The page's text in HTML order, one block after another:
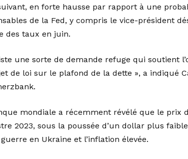
en forte hausse par rapport à une
de la Fed, y compris le vice-président
des taux en juin.
une sorte de demande refuge qui soutient
de loi sur le plafond de la dette », a indiqué
mondiale a récemment révélé que le prix
2023, sous la poussée d’un dollar plus
en Ukraine et l’inflation élevée.